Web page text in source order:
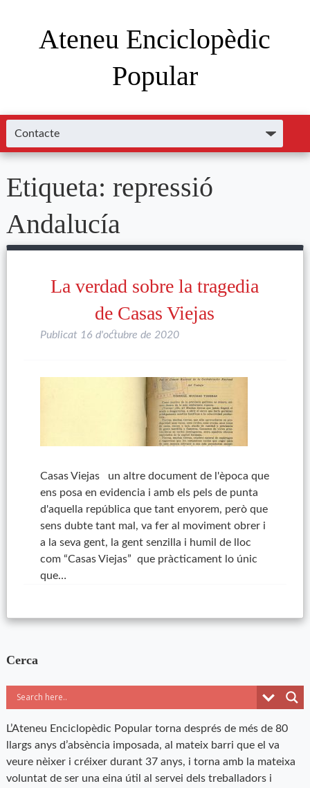
Ateneu Enciclopèdic
Popular
Etiqueta: repressió
Andalucía
La verdad sobre la tragedia
de Casas Viejas
Publicat 16 d'octubre de 2020
Casas Viejas un altre document de l'època que
ens posa en evidencia i amb els pels de punta
d'aquella república que tant enyorem, però que
sens dubte tant mal, va fer al moviment obrer i
a la seva gent, la gent senzilla i humil de lloc
com “Casas Viejas” que pràcticament lo únic
que…
Cerca
L’Ateneu Enciclopèdic Popular torna després de més de 80
llargs anys d’absència imposada, al mateix barri que el va
veure nèixer i créixer durant 37 anys, i torna amb la mateixa
voluntat de ser una eina útil al servei dels treballadors i